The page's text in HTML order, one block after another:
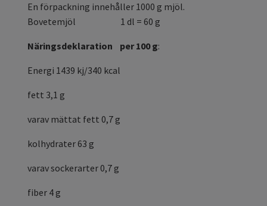
En förpackning innehåller 1000 g mjöl.
Bovetemjöl 1 dl = 60 g
Näringsdeklaration per 100 g:
Energi 1439 kj/340 kcal
fett 3,1 g
varav mättat fett 0,7 g
kolhydrater 63 g
varav sockerarter 0,7 g
fiber 4 g